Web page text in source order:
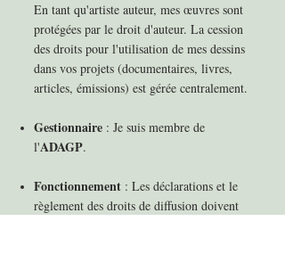
En tant qu'artiste auteur, mes œuvres sont
protégées par le droit d'auteur. La cession
des droits pour l'utilisation de mes dessins
dans vos projets (documentaires, livres,
articles, émissions) est gérée centralement.
Gestionnaire : Je suis membre de
l'ADAGP.
Fonctionnement : Les déclarations et le
règlement des droits de diffusion doivent